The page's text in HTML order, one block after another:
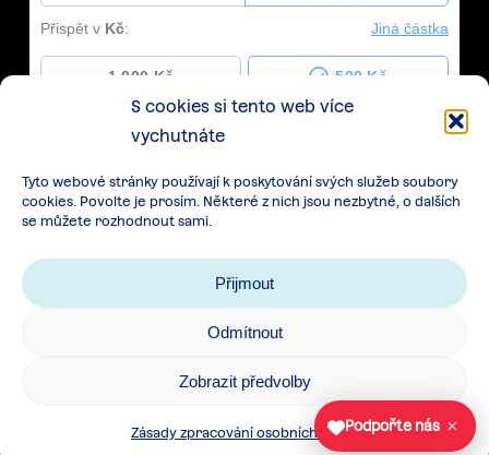
S cookies si tento web více
vychutnáte
Tyto webové stránky používají k poskytování svých služeb soubory
cookies. Povolte je prosím. Některé z nich jsou nezbytné, o dalších
se můžete rozhodnout sami.
Přijmout
Odmítnout
Zobrazit předvolby
Zásady zpracování osobních údajů
Zásady zpracování osobních údajů
Všeobecné podmínky spolupráce
Podpořte nás ×